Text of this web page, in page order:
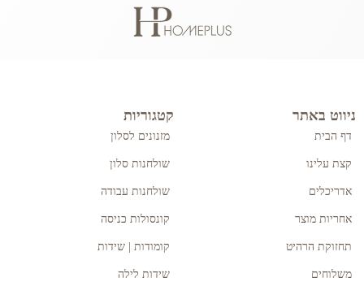
ניווט באתר
דף הבית
קצת עלינו
אדריכלים
אחריות מוצר
תחזוקת הרהיט
משלוחים
קטגוריות
מזנונים לסלון
שולחנות סלון
שולחנות עבודה
קונסולות כניסה
קומודות | שידות
שידות לילה